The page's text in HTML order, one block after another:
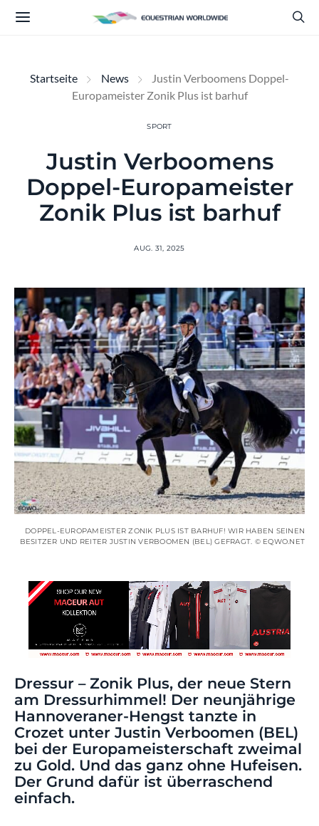
Startseite News
Justin Verboomens Doppel-
Europameister Zonik Plus ist barhuf
SPORT
Justin Verboomens
Doppel-Europameister
Zonik Plus ist barhuf
AUG. 31, 2025
DOPPEL-EUROPAMEISTER ZONIK PLUS IST BARHUF! WIR HABEN SEINEN
BESITZER UND REITER JUSTIN VERBOOMEN (BEL) GEFRAGT. © EQWO.NET
Dressur – Zonik Plus, der neue Stern
am Dressurhimmel! Der neunjährige
Hannoveraner-Hengst tanzte in
Crozet unter Justin Verboomen (BEL)
bei der Europameisterschaft zweimal
zu Gold. Und das ganz ohne Hufeisen.
Der Grund dafür ist überraschend
einfach.